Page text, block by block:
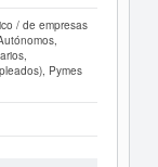
/ de empresas
Pymes